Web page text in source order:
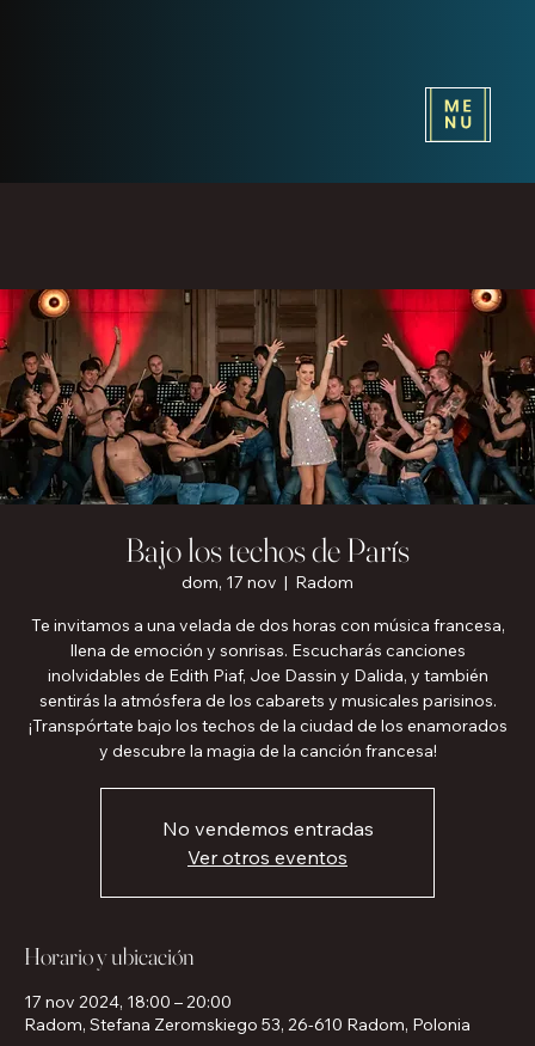
Bajo los techos de París
dom, 17 nov
  |
Radom
Te invitamos a una velada de dos horas con música francesa,
llena de emoción y sonrisas. Escucharás canciones
inolvidables de Edith Piaf, Joe Dassin y Dalida, y también
sentirás la atmósfera de los cabarets y musicales parisinos.
¡Transpórtate bajo los techos de la ciudad de los enamorados
y descubre la magia de la canción francesa!
No vendemos entradas
Ver otros eventos
Horario y ubicación
17 nov 2024, 18:00 – 20:00
Radom, Stefana Zeromskiego 53, 26-610 Radom, Polonia